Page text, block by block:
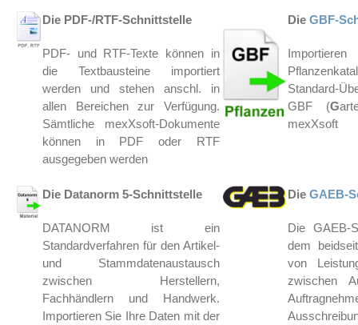
Die PDF-/RTF-Schnittstelle
PDF- und RTF-Texte können in
die Textbausteine importiert
werden und stehen anschl. in
allen Bereichen zur Verfügung.
Sämtliche mexXsoft-Dokumente
können in PDF oder RTF
ausgegeben werden
Die GBF-
Standard-
GBF (G
mexXsoft
Die Datanorm 5-Schnittstelle
DATANORM ist ein
Standardverfahren für den Artikel-
und Stammdatenaustausch
zwischen Herstellern,
Fachhändlern und Handwerk.
Importieren Sie Ihre Daten mit der
Die GAEB-
Die GAEB-
dem
von
zwischen